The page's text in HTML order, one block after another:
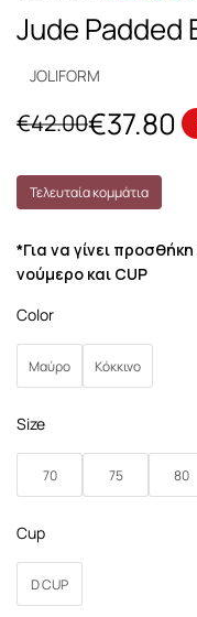
Jude Padded
JOLIFORM
€42.00€37.80
Τελευταία κομμάτια
*Για να γίνει
νούμερο και CUP
Color
Μαύρο Κόκκινο
Size
70 75 80
Cup
D CUP